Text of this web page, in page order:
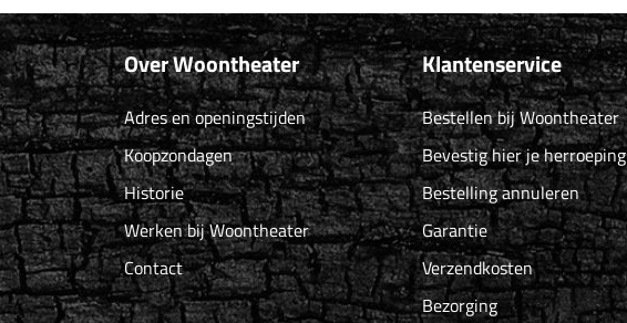
Over Woontheater
Adres en openingstijden
Koopzondagen
Historie
Werken bij Woontheater
Contact
Klantenservice
Bestellen bij Woontheater
Bevestig hier je herroeping
Bestelling annuleren
Garantie
Verzendkosten
Bezorging